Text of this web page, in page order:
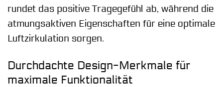
rundet das positive Tragegefühl ab, während die
atmungsaktiven Eigenschaften für eine optimale
Luftzirkulation sorgen.
Durchdachte Design-Merkmale für
maximale Funktionalität